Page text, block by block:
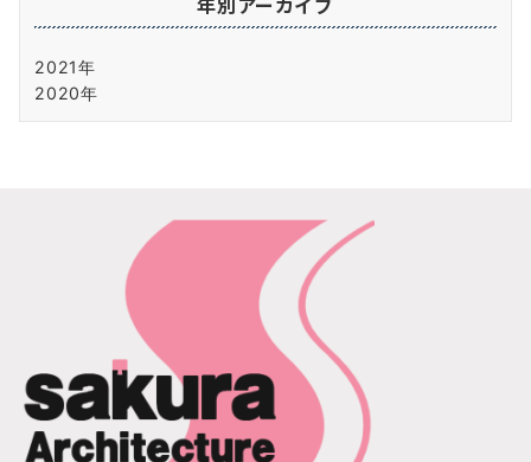
2021年
2020年